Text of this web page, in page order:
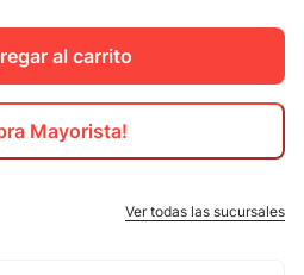
al carrito
Mayorista!
Ver todas las sucursales